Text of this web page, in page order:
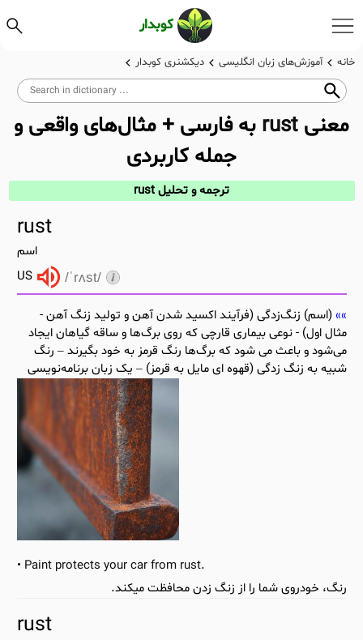
کوبدار
خانه آموزش‌های زبان انگلیسی دیکشنری کوبدار
معنی rust به فارسی + مثال‌های واقعی و
جمله کاربردی
ترجمه و تحلیل rust
rust
اسم
US
/ˈrʌst/
(اسم) زنگ‌زدگی (فرآیند اکسید شدن آهن و تولید زنگ آهن -
مثال اول) - نوعی بیماری قارچی که روی برگ‌ها و ساقه گیاهان ایجاد
می‌شود و باعث می شود که برگ‌ها رنگ قرمز به خود بگیرند – رنگ
شبیه به زنگ زدگی (قهوه ای مایل به قرمز) – یک زبان برنامه‌نویسی
Paint protects your car from rust.
رنگ، خودروی شما را از زنگ زدن محافظت میکند.
rust